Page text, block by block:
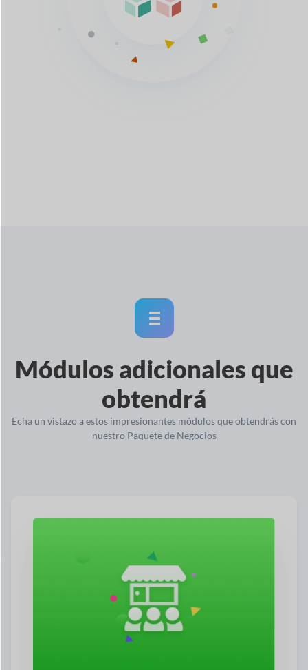
Módulos adicionales que
obtendrá
Echa un vistazo a estos impresionantes módulos que obtendrás con
nuestro Paquete de Negocios